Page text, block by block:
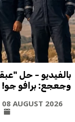
بالفيديو - حل
وجعجع: برافو جو!
08 AUGUST 2026